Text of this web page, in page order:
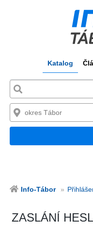
Katalog
Info-Tábor
ZASLÁNÍ